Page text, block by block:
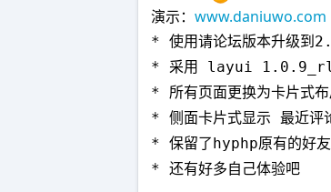
演示： www.daniuwo.com
* 使用请论坛版本升级到
* 采用 layui
* 所有页面更换为卡片式布
* 侧面卡片式显示 最近评
* 保留了hyphp原有的好
* 还有好多自己体验吧